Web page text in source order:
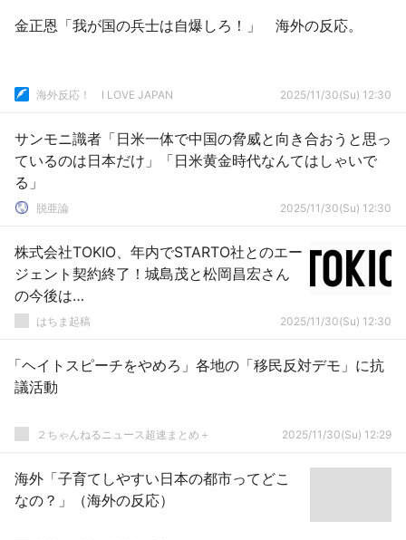
金正恩「我が国の兵士は自爆しろ！」 海外の反応。
海外反応！ I LOVE JAPAN 2025/11/30(Su) 12:30
サンモニ識者「日米一体で中国の脅威と向き合おうと思っ
ているのは日本だけ」「日米黄金時代なんてはしゃいで
る」
脱亜論 2025/11/30(Su) 12:30
株式会社TOKIO、年内でSTARTO社とのエー
ジェント契約終了！城島茂と松岡昌宏さん
の今後は…
はちま起稿 2025/11/30(Su) 12:30
「ヘイトスピーチをやめろ」各地の「移民反対デモ」に抗
議活動
２ちゃんねるニュース超速まとめ＋ 2025/11/30(Su) 12:29
海外「子育てしやすい日本の都市ってどこ
なの？」（海外の反応）